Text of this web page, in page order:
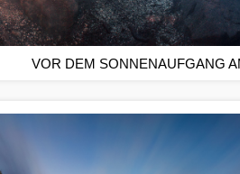
VOR DEM SONNENAUFGANG